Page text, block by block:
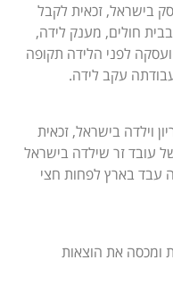
בישראל, זכאית לקבל
חולים, מענק לידה,
לפני הלידה תקופה
עקב לידה.
וילדה בישראל, זכאית
עובד זר שילדה בישראל
עבד בארץ לפחות חצי
ומכסה את הוצאות